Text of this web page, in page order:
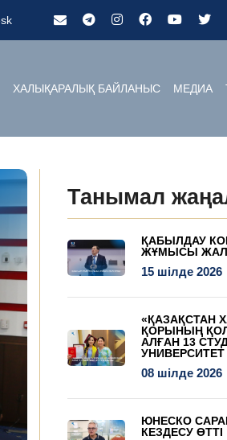
ХАЛЫҚАРАЛЫҚ БАЙЛАНЫС МЕДИА
Танымал
ҚАБЫЛДАУ
ЖҰМЫСЫ
15 шілде 2026
«ҚАЗАҚСТАН
ҚОРЫНЫҢ
АЛҒАН 13
УНИВЕРСИТЕТ
08 шілде 2026
ЮНЕСКО
КЕЗДЕСУ ӨТТІ